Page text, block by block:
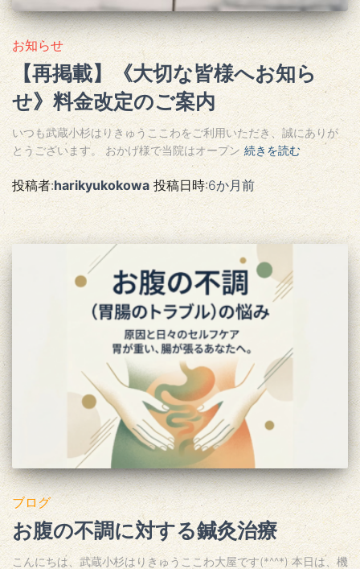
お知らせ
【再掲載】《大切な皆様へお知ら
せ》料金改定のご案内
いつも武蔵小杉はりきゅうここわをご利用いただき、誠にありが
とうございます。 おかげ様で当院はオープン 続きを読む
投稿者:harikyukokowa投稿日時:6か月前
ブログ
お腹の不調に対する鍼灸治療
こんにちは、武蔵小杉はりきゅうここわ大屋です(*^^*) 本日は、機